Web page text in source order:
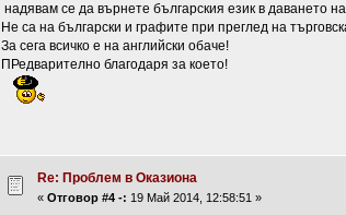
надявам се да върнете българския език в даването
Не са на български и графите при преглед на
За сега всичко е на английски обаче!
ПРедварително благодаря за което!
Re: Проблем в Оказиона
« Отговор #4 -: 19 Май 2014, 12:58:51 »